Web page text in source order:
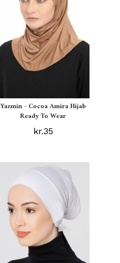
Yazmin - Cocoa Amira Hijab
Ready To Wear
kr.35